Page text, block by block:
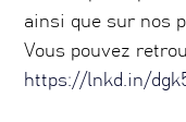
ainsi que sur nos
Vous pouvez
https://lnkd.in/